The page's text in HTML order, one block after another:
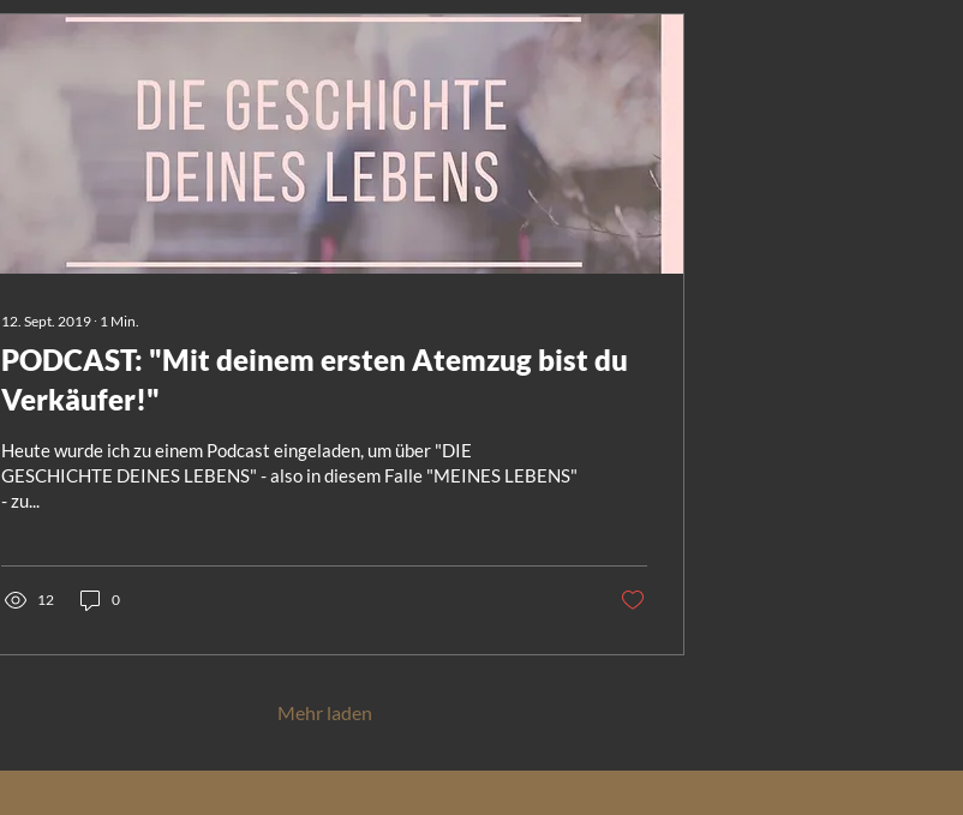
12. Sept. 2019 ∙ 1 Min.
PODCAST: "Mit deinem ersten Atemzug bist du
Verkäufer!"
Heute wurde ich zu einem Podcast eingeladen, um über "DIE
GESCHICHTE DEINES LEBENS" - also in diesem Falle "MEINES LEBENS"
- zu...
12 0
Mehr laden